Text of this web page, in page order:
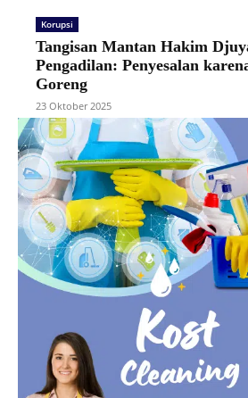
Korupsi
Tangisan Mantan Hakim
Pengadilan: Penyesalan
Goreng
23 Oktober 2025